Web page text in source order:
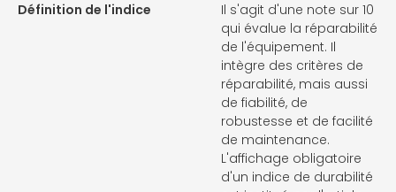
Définition de l'indice
Il s'agit d'une note sur 10
qui évalue la réparabilité
de l'équipement. Il
intègre des critères de
réparabilité, mais aussi
de fiabilité, de
robustesse et de facilité
de maintenance.
L'affichage obligatoire
d'un indice de durabilité